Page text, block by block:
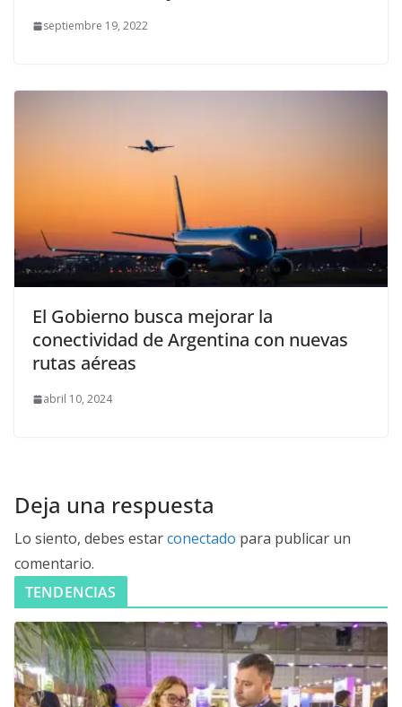
septiembre 19, 2022
El Gobierno busca mejorar la
conectividad de Argentina con nuevas
rutas aéreas
abril 10, 2024
Deja una respuesta
Lo siento, debes estarconectado para publicar un
comentario.
TENDENCIAS